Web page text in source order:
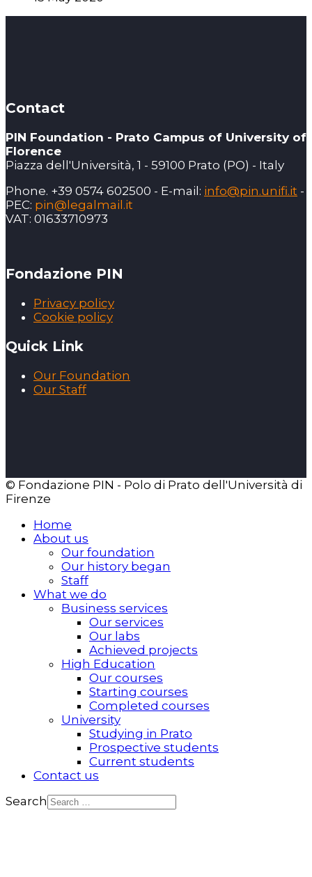
Contact
PIN Foundation - Prato Campus of University of
Florence
Piazza dell'Università, 1 - 59100 Prato (PO) - Italy
Phone. +39 0574 602500 - E-mail: info@pin.unifi.it -
PEC: pin@legalmail.it
VAT: 01633710973
Fondazione PIN
Privacy policy
Cookie policy
Quick Link
Our Foundation
Our Staff
© Fondazione PIN - Polo di Prato dell'Università di
Firenze
Home
About us
Our foundation
Our history began
Staff
What we do
Business services
Our services
Our labs
Achieved projects
High Education
Our courses
Starting courses
Completed courses
University
Studying in Prato
Prospective students
Current students
Contact us
Search